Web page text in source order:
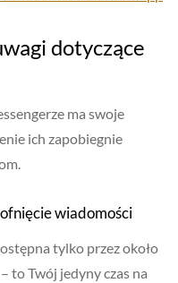
dotyczące
ma swoje
ich zapobiegnie
wiadomości
tylko przez około
to Twój jedyny czas na